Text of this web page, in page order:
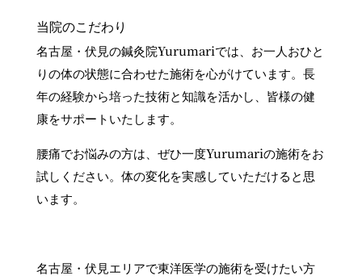
当院のこだわり
名古屋・伏見の鍼灸院Yurumariでは、お一人おひと
りの体の状態に合わせた施術を心がけています。長
年の経験から培った技術と知識を活かし、皆様の健
康をサポートいたします。
腰痛でお悩みの方は、ぜひ一度Yurumariの施術をお
試しください。体の変化を実感していただけると思
います。
名古屋・伏見エリアで東洋医学の施術を受けたい方